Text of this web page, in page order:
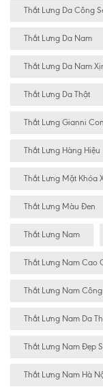
Thắt Lưng Da Công
Thắt Lưng Da Nam
Thắt Lưng Da Nam
Thắt Lưng Da Thật
Thắt Lưng Gianni
Thắt Lưng Hàng Hiệu
Thắt Lưng Mặt Khóa
Thắt Lưng Màu Đen
Thắt Lưng Nam
Thắt Lưng Nam Cao
Thắt Lưng Nam
Thắt Lưng Nam Da
Thắt Lưng Nam Đẹp
Thắt Lưng Nam Hà